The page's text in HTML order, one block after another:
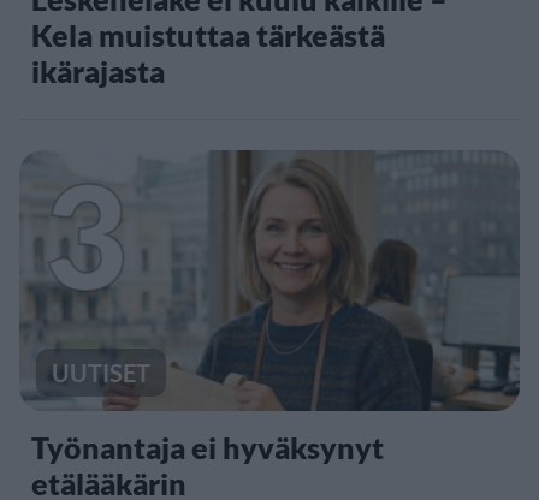
Kela muistuttaa tärkeästä
ikärajasta
3
UUTISET
Työnantaja ei hyväksynyt
etälääkärin